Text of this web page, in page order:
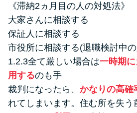
特集ページ
リボ払いをそ
損！
カードローン
得した話
《滞納2ヵ月目の人の対処法》
大家さんに相談する
保証人に相談する
市役所に相談する(退職検討中
1.2.3全て厳しい場合は一時期
用するのも手
裁判になったら、 かなりの高確
れてしまいます。住む所を失う